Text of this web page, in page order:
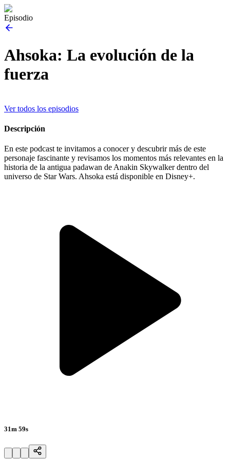
Episodio
Ahsoka: La evolución de la
fuerza
Ver todos los episodios
Descripción
En este podcast te invitamos a conocer y descubrir más de este
personaje fascinante y revisamos los momentos más relevantes en la
historia de la antigua padawan de Anakin Skywalker dentro del
universo de Star Wars. Ahsoka está disponible en Disney+.
31m 59s